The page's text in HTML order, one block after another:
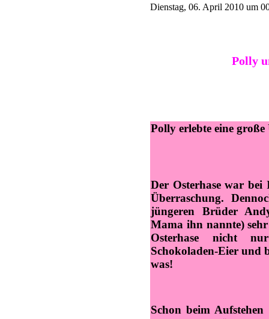
Dienstag, 06. April 2010 um
Polly
Polly erlebte eine
Der Osterhase war bei
Überraschung.
jüngeren Brüder
Mama ihn nannte)
Osterhase nicht
Schokoladen-Eier und
was!
Schon beim